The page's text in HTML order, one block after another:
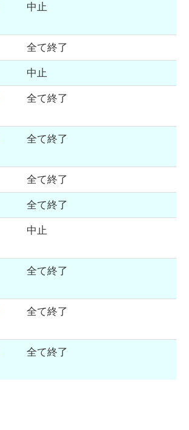
中止
全て終了
中止
全て終了
全て終了
全て終了
全て終了
中止
全て終了
全て終了
全て終了